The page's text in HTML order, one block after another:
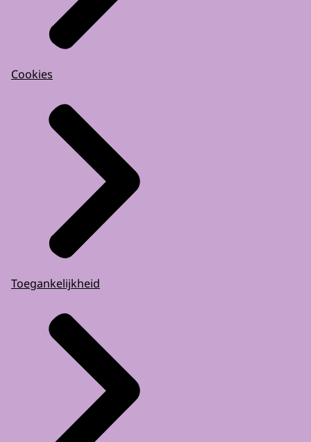
Cookies
Toegankelijkheid